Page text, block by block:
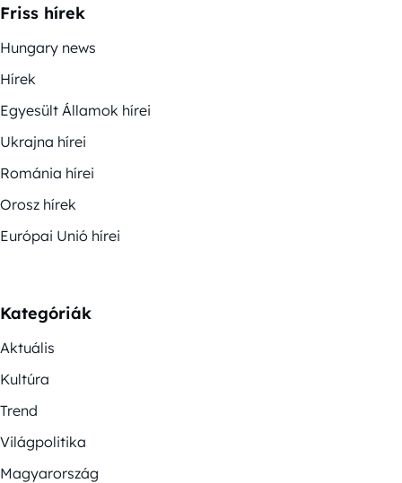
Friss hírek
Hungary news
Hírek
Egyesült Államok hírei
Ukrajna hírei
Románia hírei
Orosz hírek
Európai Unió hírei
Kategóriák
Aktuális
Kultúra
Trend
Világpolitika
Magyarország